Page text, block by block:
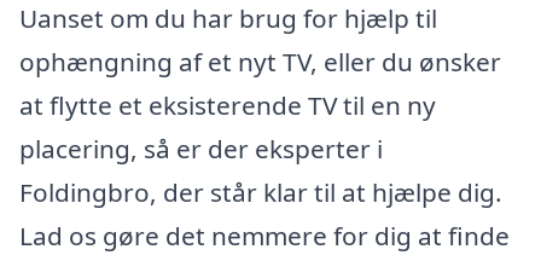
Uanset om du har brug for hjælp til
ophængning af et nyt TV, eller du ønsker
at flytte et eksisterende TV til en ny
placering, så er der eksperter i
Foldingbro, der står klar til at hjælpe dig.
Lad os gøre det nemmere for dig at finde